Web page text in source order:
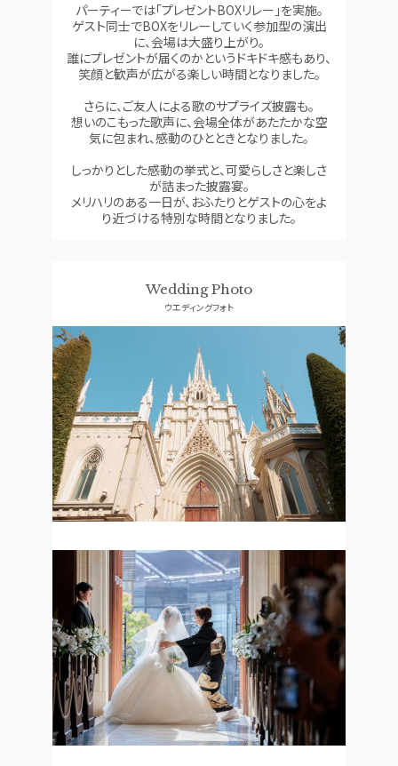
パーティーでは「プレゼントBOXリレー」を実施。
ゲスト同士でBOXをリレーしていく参加型の演出
に、会場は大盛り上がり。
誰にプレゼントが届くのかというドキドキ感もあり、
笑顔と歓声が広がる楽しい時間となりました。
さらに、ご友人による歌のサプライズ披露も。
想いのこもった歌声に、会場全体があたたかな空
気に包まれ、感動のひとときとなりました。
しっかりとした感動の挙式と、可愛らしさと楽しさ
が詰まった披露宴。
メリハリのある一日が、おふたりとゲストの心をよ
り近づける特別な時間となりました。
Wedding Photo
ウエディングフォト